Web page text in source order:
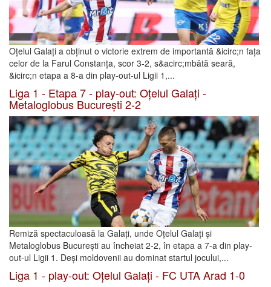
Oțelul Galați a obținut o victorie extrem de importantă &icirc;n fața
celor de la Farul Constanța, scor 3-2, s&acirc;mbătă seară,
&icirc;n etapa a 8-a din play-out-ul Ligii 1,...
Liga 1 - Etapa 7 - play-out: Oțelul Galați -
Metaloglobus București 2-2
Remiză spectaculoasă la Galați, unde Oțelul Galați și
Metaloglobus București au încheiat 2-2, în etapa a 7-a din play-
out-ul Ligii 1. Deși moldovenii au dominat startul jocului,...
Liga 1 - play-out: Oțelul Galați - FC UTA Arad 1-0